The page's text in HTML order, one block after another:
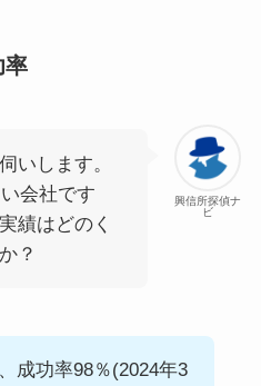
率
興信所探偵ナ
ビ
いします。
会社です
績はどのく
？
成功率98％(2024年3